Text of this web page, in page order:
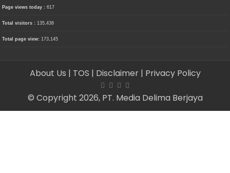
Page views today :617
Total visitors :135,438
Total page view:173,145
About Us | TOS | Disclaimer | Privacy Policy
© Copyright 2026, PT. Media Delima Berjaya